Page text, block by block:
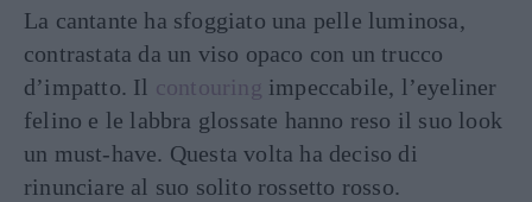
La cantante ha sfoggiato una pelle luminosa,
contrastata da un viso opaco con un trucco
d’impatto. Il contouring impeccabile, l’eyeliner
felino e le labbra glossate hanno reso il suo look
un must-have. Questa volta ha deciso di
rinunciare al suo solito rossetto rosso.